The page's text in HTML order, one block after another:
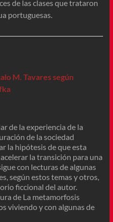
de las clases que trataron
portuguesas.
M. Tavares según
de la experiencia de la
de la sociedad
la hipótesis de que esta
la transición para una
con lecturas de algunas
según estos temas y otros,
ficcional del autor.
de La metamorfosis
viviendo y con algunas de